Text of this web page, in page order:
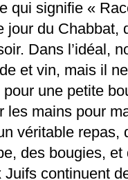
qui signifie «
jour du Chabbat,
Dans l’idéal,
et vin, mais il
pour une petite
les mains pour
véritable repas,
des bougies,
Juifs continuent